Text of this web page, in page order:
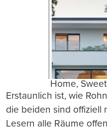
Home,
Erstaunlich ist, wie
die beiden sind offiziell
Lesern alle Räume